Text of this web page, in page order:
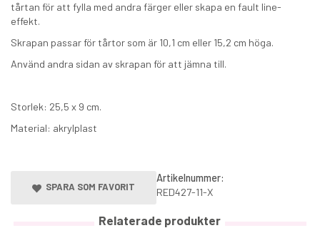
KÖP
tårtan för att fylla med andra färger eller skapa en fault line-
effekt.
Skrapan passar för tårtor som är 10,1 cm eller 15,2 cm höga.
Använd andra sidan av skrapan för att jämna till.
Storlek: 25,5 x 9 cm.
Material: akrylplast
SPARA SOM FAVORIT
Artikelnummer:
RED427-11-X
Relaterade produkter